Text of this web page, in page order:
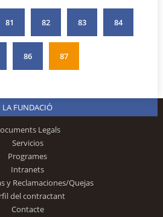
81 82 83 84
86 87
LA FUNDACIÓ
Legals
Servicios
Programes
Intranets
y Reclamaciones/Quejas
del contractant
Contacte